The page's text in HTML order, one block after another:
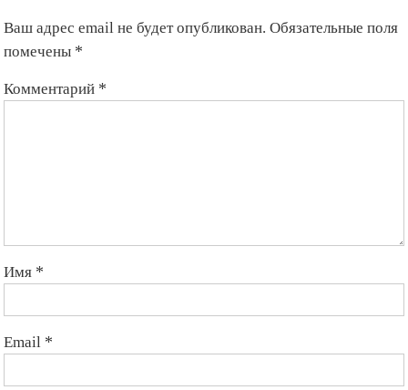
Ваш адрес email не будет опубликован. Обязательные поля
помечены *
Комментарий *
Имя *
Email *